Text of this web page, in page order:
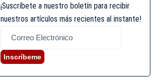
¡Suscríbete a nuestro boletín para recibir
nuestros artículos más recientes al instante!
Inscríbeme